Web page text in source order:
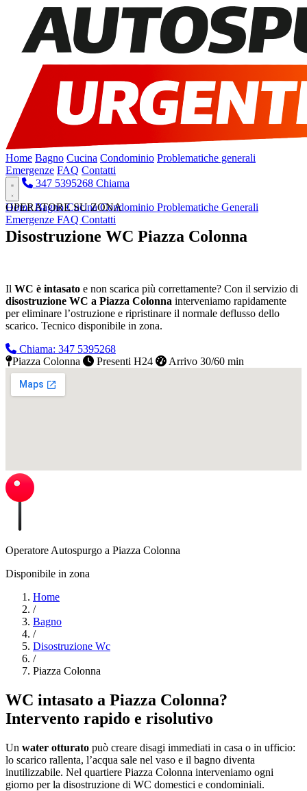
Home Bagno Cucina Condominio Problematiche generali
Emergenze FAQ Contatti
347 5395268 Chiama
HomeBagnoCucinaCondominio Problematiche Generali
Emergenze FAQ Contatti
OPERATORE SU ZONA
Disostruzione WC Piazza Colonna
Il WC è intasato e non scarica più correttamente? Con il servizio di
disostruzione WC a Piazza Colonna interveniamo rapidamente
per eliminare l’ostruzione e ripristinare il normale deflusso dello
scarico. Tecnico disponibile in zona.
Chiama: 347 5395268
Piazza Colonna
Presenti H24 Arrivo 30/60 min
Operatore Autospurgo a Piazza Colonna
Disponibile in zona
Home
/
Bagno
/
Disostruzione Wc
/
Piazza Colonna
WC intasato a Piazza Colonna?
Intervento rapido e risolutivo
Un water otturato può creare disagi immediati in casa o in ufficio:
lo scarico rallenta, l’acqua sale nel vaso e il bagno diventa
inutilizzabile. Nel quartiere Piazza Colonna interveniamo ogni
giorno per la disostruzione di WC domestici e condominiali.